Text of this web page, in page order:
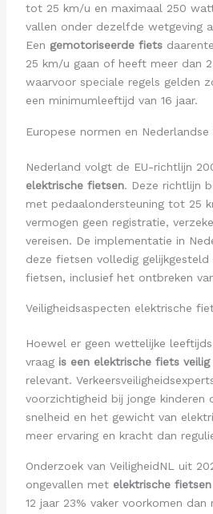
tot 25 km/u en maximaal 250
vallen onder dezelfde wetgeving
Een gemotoriseerde fiets
25 km/u gaan of heeft meer dan
waarvoor speciale regels gelden
een minimumleeftijd van 16 jaar.
Europese normen en
Nederland volgt de EU-richtlijn
elektrische fietsen. Deze richtlijn
met pedaalondersteuning tot 25
vermogen geen registratie,
vereisen. De implementatie in
deze fietsen volledig gelijkgesteld
fietsen, inclusief het ontbreken
Veiligheidsaspecten elektrische
Hoewel er geen wettelijke
vraag is een elektrische fiets
relevant.
voorzichtigheid bij jonge kinderen
snelheid en het gewicht van
meer ervaring en kracht dan
Onderzoek van VeiligheidNL uit
ongevallen met elektrische
12 jaar 23% vaker voorkomen